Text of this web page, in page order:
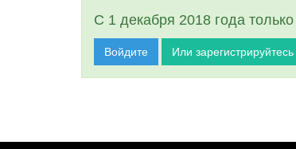
С 1 декабря 2018 года
Войдите Или зарегистрируйтесь